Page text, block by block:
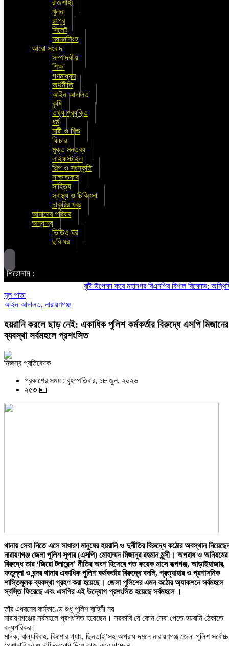
রাজশাহী
খুলনা
রংপুর
সিলেট
ময়মনসিংহ
আরো সংবাদ
সম্পাদকীয়
শিক্ষা
গণমাধ্যম
অর্থনীতি
আইন আদালত
কৃষি
তথ্য প্রযুক্তি
ধর্ম
নারী ও শিশু
ফিচার
মুক্ত মন্তব্য
লাইফস্টাইল
শিল্প ও সংস্কৃতি
সাক্ষাতকার
সাহিত্য
স্বাস্থ্য ও চিকিৎসা
চাকুরির খবর
আমাদের পরিবার
অন্যান্য
ভিডিও ঘর
ছবি ঘর
শিরোনাম :
বৃষ্টি উপেক্ষা করে মহানগর বিএনপির বিশাল বিক্ষোভ:
মূল পাতা
আইন আদালত, নারায়ণগঞ্জ
হয়রানি করলে ছাড় নেই: একাধিক পুলিশ কর্মকর্তার বিরুদ্ধে এসপি মিজানের
ব্যবস্থা সর্বমহলে প্রশংসিত
নিজস্ব প্রতিবেদক
প্রকাশের সময় : বৃহস্পতিবার, ১৮ জুন, ২০২৬
২৫৩ 🪪
থানায় সেবা নিতে এসে সাধারণ মানুষের হয়রানি ও দুর্নীতির বিরুদ্ধে কঠোর অবস্থান
নারায়ণগঞ্জ জেলা পুলিশ সুপার (এসপি) মোহাম্মদ মিজানুর রহমান মুন্সী। অপরাধ ও অনিয়মের
বিরুদ্ধে তার ‘জিরো টলারেন্স’ নীতির অংশ হিসেবে গত কয়েক মাসে রূপগঞ্জ, আড়াইহাজার,
ফতুল্লা ও বন্দর থানার একাধিক পুলিশ কর্মকর্তার বিরুদ্ধে বদলি, প্রত্যাহার ও প্রশাসনিক
শাস্তিমূলক ব্যবস্থা গ্রহণ করা হয়েছে। জেলা পুলিশের এমন কঠোর অ্যাকশনে সর্বমহলে
স্বস্তি ফিরেছে এবং এসপির এই উদ্যোগ প্রশংসিত হয়েছে সর্বমহলে ।
তাঁর এধরনের কর্মকাণ্ডে‌ শুধু পুলিশ বাহিনী নয়
নারায়ণগঞ্জের সর্বমহলে প্রশংসিত হয়েছেন। সরকারি যে কোন সেবা পেতে হয়রানি ঠেকাতে
বদ্ধপরিকর।
মাদক, বাল্যবিবাহ, কিশোর গ্যাং, ছিনতাই’সহ অপরাধ দমনে নারায়ণগঞ্জ জেলা পুলিশ সর্বোচ্চ